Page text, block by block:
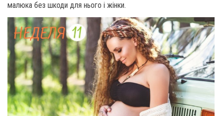
малюка без шкоди для нього і жінки.